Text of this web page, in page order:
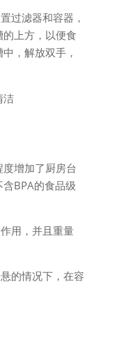
过滤器和容器，
上方，以便食
，解放双手，
洁
增加了厨房台
BPA的食品级
用，并且重量
的情况下，在容